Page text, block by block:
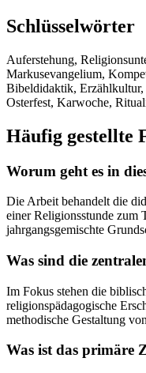
Schlüsselwörter
Auferstehung,
Markusevangelium,
Bibeldidaktik,
Osterfest, Karwoche,
Häufig gestellte
Worum geht es in
Die Arbeit behandelt die
einer Religionsstunde zum
jahrgangsgemischte
Was sind die
Im Fokus stehen die
religionspädagogische
methodische Gestaltung
Was ist das primäre